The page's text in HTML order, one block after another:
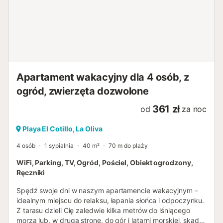
Apartament wakacyjny dla 4 osób, z
ogród, zwierzęta dozwolone
od 361 zł za noc
Playa El Cotillo, La Oliva
4 osób 1 sypialnia 40 m² 70 m do plaży
WiFi, Parking, TV, Ogród, Pościel, Obiekt ogrodzony,
Ręczniki
Spędź swoje dni w naszym apartamencie wakacyjnym –
idealnym miejscu do relaksu, łapania słońca i odpoczynku.
Z tarasu dzieli Cię zaledwie kilka metrów do lśniącego
morza lub, w drugą stronę, do gór i latarni morskiej, skąd